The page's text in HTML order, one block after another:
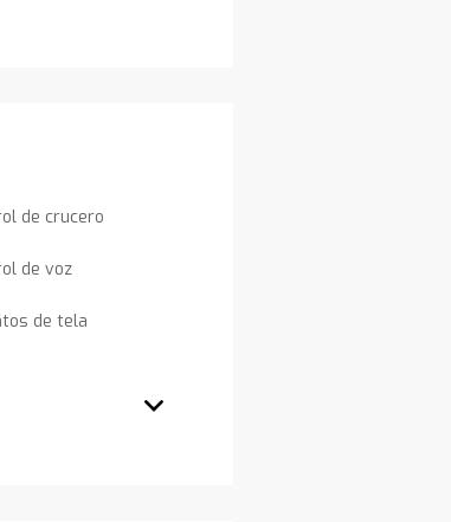
de crucero
de voz
de tela